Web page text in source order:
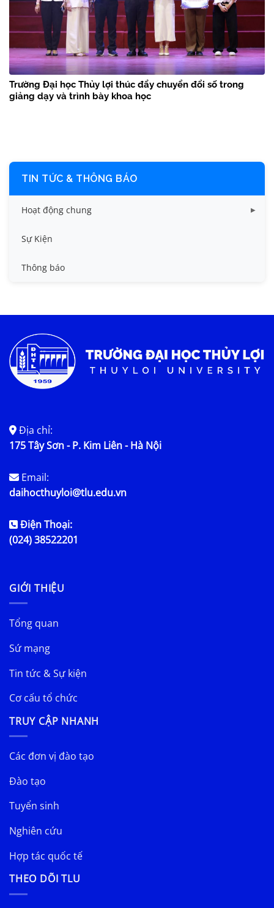
Trường Đại học Thủy lợi thúc đẩy chuyển đổi số trong
giảng dạy và trình bày khoa học
TIN TỨC & THÔNG BÁO
Hoạt động chung
Tin công tác sinh viên
Tin đào tạo
Tin tức chung
Sự Kiện
Thông báo
Địa chỉ:
175 Tây Sơn - P. Kim Liên - Hà Nội
Email:
daihocthuyloi@tlu.edu.vn
Điện Thoại:
(024) 38522201
GIỚI THIỆU
Tổng quan
Sứ mạng
Tin tức & Sự kiện
Cơ cấu tổ chức
TRUY CẬP NHANH
Các đơn vị đào tạo
Đào tạo
Tuyển sinh
Nghiên cứu
Hợp tác quốc tế
THEO DÕI TLU